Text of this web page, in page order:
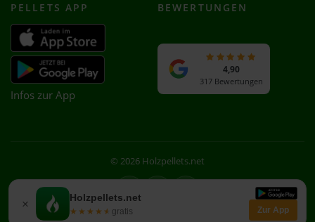
× Holzpellets.net
★★★★★
★★★★★ gratis Zur App
PELLETS APP
Infos zur App
BEWERTUNGEN
4,90
317 Bewertungen
© 2026 Holzpellets.net
Facebook